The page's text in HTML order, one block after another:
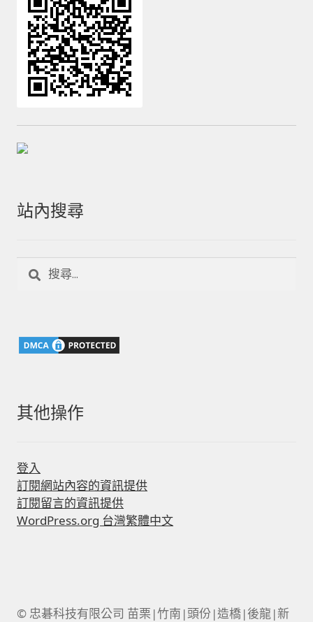
站內搜尋
字:
其他操作
登入
訂閱網站內容的資訊提供
訂閱留言的資訊提供
WordPress.org 台灣繁體中文
© 忠碁科技有限公司 苗栗|竹南|頭份|造橋|後龍|新